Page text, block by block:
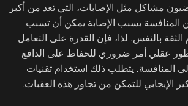
مشاكل مثل الإصابات، التي تعد من أكبر
المنافسة بسبب الإصابة يمكن أن تسبب
بالنفس. لذا، فإن القدرة على التعامل
عقلي أمر ضروري للحفاظ على الدافع
المنافسة. يتطلب ذلك استخدام تقنيات
الإيجابي للتمكن من تجاوز هذه العقبات.